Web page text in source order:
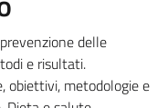
delle
e risultati.
obiettivi, metodologie e